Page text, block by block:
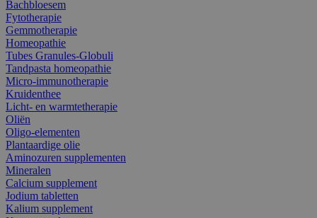
Bachbloesem
Fytotherapie
Gemmotherapie
Homeopathie
Tubes Granules-Globuli
Tandpasta homeopathie
Micro-immunotherapie
Kruidenthee
Licht- en warmtetherapie
Oliën
Oligo-elementen
Plantaardige olie
Aminozuren supplementen
Mineralen
Calcium supplement
Jodium tabletten
Kalium supplement